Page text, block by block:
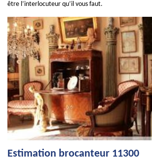
être l’interlocuteur qu’il vous faut.
Estimation brocanteur 11300